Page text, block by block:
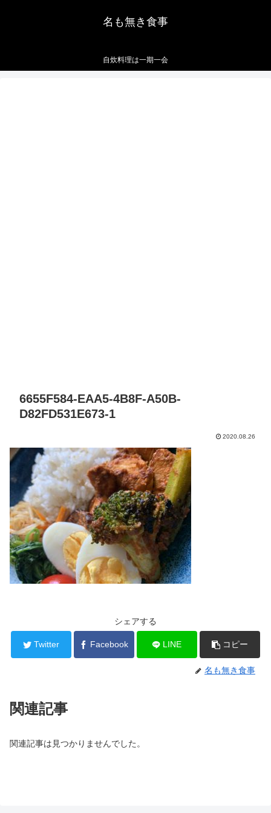
名も無き食事
自炊料理は一期一会
6655F584-EAA5-4B8F-A50B-
D82FD531E673-1
2020.08.26
シェアする
Twitter Facebook LINE コピー
名も無き食事
関連記事
関連記事は見つかりませんでした。